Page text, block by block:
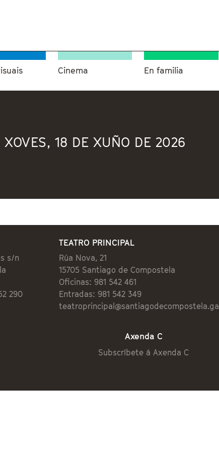
Cinema En familia
XOVES, 18 DE XUÑO DE 2026
s/n
290
TEATRO PRINCIPAL
Rúa Nova, 21
15705 Santiago de Compostela
Oficinas: 981 542 461
Entradas: 981 542 349
teatroprincipal@santiagodecompostela.gal
Axenda C
Subscríbete á Axenda C